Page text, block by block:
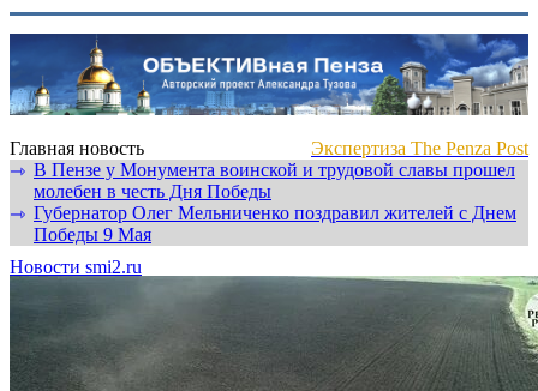
Главная новость
Экспертиза The Penza Post
⇾ В Пензе у Монумента воинской и трудовой славы прошел
молебен в честь Дня Победы
⇾ Губернатор Олег Мельниченко поздравил жителей с Днем
Победы 9 Мая
Новости smi2.ru